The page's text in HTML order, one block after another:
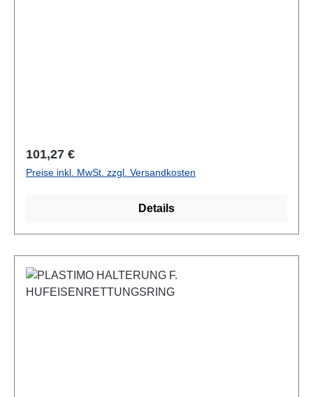
Regulärer Preis:
101,27 €
Preise inkl. MwSt. zzgl. Versandkosten
Details